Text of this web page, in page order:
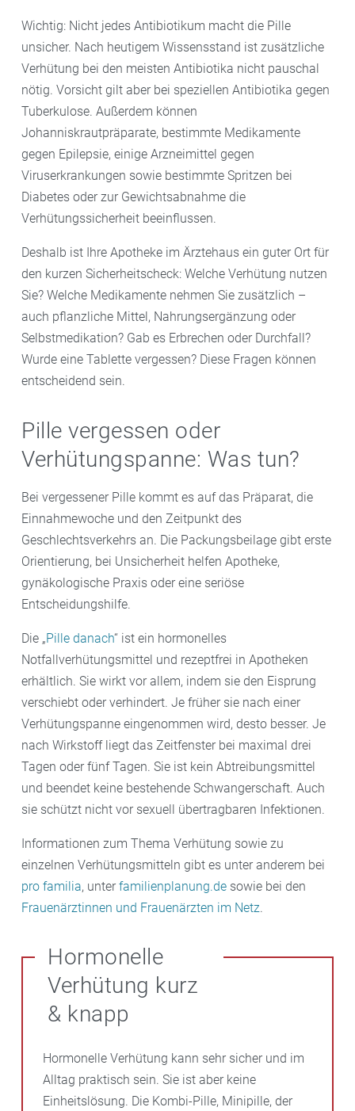
Wichtig: Nicht jedes Antibiotikum macht die Pille
unsicher. Nach heutigem Wissensstand ist zusätzliche
Verhütung bei den meisten Antibiotika nicht pauschal
nötig. Vorsicht gilt aber bei speziellen Antibiotika gegen
Tuberkulose. Außerdem können
Johanniskrautpräparate, bestimmte Medikamente
gegen Epilepsie, einige Arzneimittel gegen
Viruserkrankungen sowie bestimmte Spritzen bei
Diabetes oder zur Gewichtsabnahme die
Verhütungssicherheit beeinflussen.
Deshalb ist Ihre Apotheke im Ärztehaus ein guter Ort für
den kurzen Sicherheitscheck: Welche Verhütung nutzen
Sie? Welche Medikamente nehmen Sie zusätzlich –
auch pflanzliche Mittel, Nahrungsergänzung oder
Selbstmedikation? Gab es Erbrechen oder Durchfall?
Wurde eine Tablette vergessen? Diese Fragen können
entscheidend sein.
Pille vergessen oder
Verhütungspanne: Was tun?
Bei vergessener Pille kommt es auf das Präparat, die
Einnahmewoche und den Zeitpunkt des
Geschlechtsverkehrs an. Die Packungsbeilage gibt erste
Orientierung, bei Unsicherheit helfen Apotheke,
gynäkologische Praxis oder eine seriöse
Entscheidungshilfe.
Die „Pille danach“ ist ein hormonelles
Notfallverhütungsmittel und rezeptfrei in Apotheken
erhältlich. Sie wirkt vor allem, indem sie den Eisprung
verschiebt oder verhindert. Je früher sie nach einer
Verhütungspanne eingenommen wird, desto besser. Je
nach Wirkstoff liegt das Zeitfenster bei maximal drei
Tagen oder fünf Tagen. Sie ist kein Abtreibungsmittel
und beendet keine bestehende Schwangerschaft. Auch
sie schützt nicht vor sexuell übertragbaren Infektionen.
Informationen zum Thema Verhütung sowie zu
einzelnen Verhütungsmitteln gibt es unter anderem bei
pro familia, unter familienplanung.de sowie bei den
Frauenärztinnen und Frauenärzten im Netz.
Hormonelle
Verhütung kurz
& knapp
Hormonelle Verhütung kann sehr sicher und im
Alltag praktisch sein. Sie ist aber keine
Einheitslösung. Die Kombi-Pille, Minipille, der